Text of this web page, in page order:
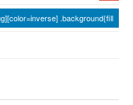
.background{fill